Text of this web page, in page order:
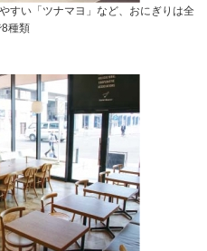
すい「ツナマヨ」など、おにぎりは全
種類